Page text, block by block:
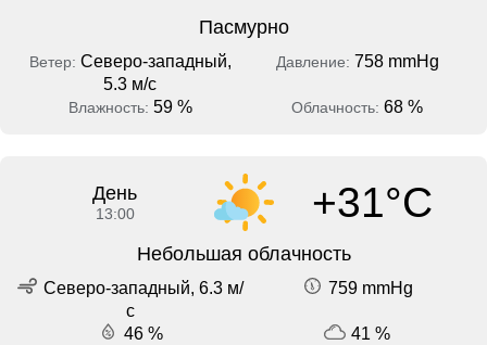
Пасмурно
Ветер: Северо-западный,
5.3 м/с
Давление: 758 mmHg
Влажность: 59 % Облачность: 68 %
День
13:00 +31°C
Небольшая облачность
Северо-западный, 6.3 м/
с
759 mmHg
46 % 41 %